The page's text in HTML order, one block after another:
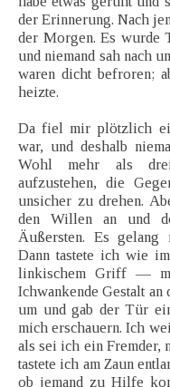
der Erinnerung. Nach
der Morgen. Es wurde
und niemand sah nach
waren dicht befroren;
heizte.
Da fiel mir plötzlich
war, und deshalb
Wohl mehr als
aufzustehen, die
unsicher zu drehen.
den Willen an und
Äußersten. Es gelang
Dann tastete ich wie
linkischem Griff —
Ichwankende Gestalt
um und gab der Tür
mich erschauern. Ich
als sei ich ein Fremder,
tastete ich am Zaun
ob jemand zu Hilfe